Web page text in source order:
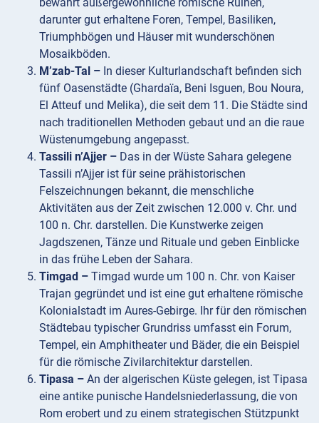
darunter gut erhaltene Foren, Tempel, Basiliken,
Triumphbögen und Häuser mit wunderschönen
Mosaikböden.
M’zab-Tal – In dieser Kulturlandschaft befinden sich
fünf Oasenstädte (Ghardaïa, Beni Isguen, Bou Noura,
El Atteuf und Melika), die seit dem 11. Die Städte sind
nach traditionellen Methoden gebaut und an die raue
Wüstenumgebung angepasst.
Tassili n’Ajjer – Das in der Wüste Sahara gelegene
Tassili n’Ajjer ist für seine prähistorischen
Felszeichnungen bekannt, die menschliche
Aktivitäten aus der Zeit zwischen 12.000 v. Chr. und
100 n. Chr. darstellen. Die Kunstwerke zeigen
Jagdszenen, Tänze und Rituale und geben Einblicke
in das frühe Leben der Sahara.
Timgad – Timgad wurde um 100 n. Chr. von Kaiser
Trajan gegründet und ist eine gut erhaltene römische
Kolonialstadt im Aures-Gebirge. Ihr für den römischen
Städtebau typischer Grundriss umfasst ein Forum,
Tempel, ein Amphitheater und Bäder, die ein Beispiel
für die römische Zivilarchitektur darstellen.
Tipasa – An der algerischen Küste gelegen, ist Tipasa
eine antike punische Handelsniederlassung, die von
Rom erobert und zu einem strategischen Stützpunkt